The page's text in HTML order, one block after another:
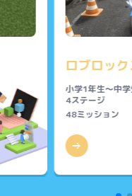
ロブロック
小学1年生～中学
4ステージ
48ミッション